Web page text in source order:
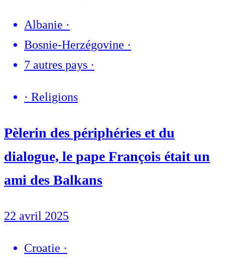
Albanie ·
Bosnie-Herzégovine ·
7 autres pays ·
· Religions
Pèlerin des périphéries et du
dialogue, le pape François était un
ami des Balkans
22 avril 2025
Croatie ·